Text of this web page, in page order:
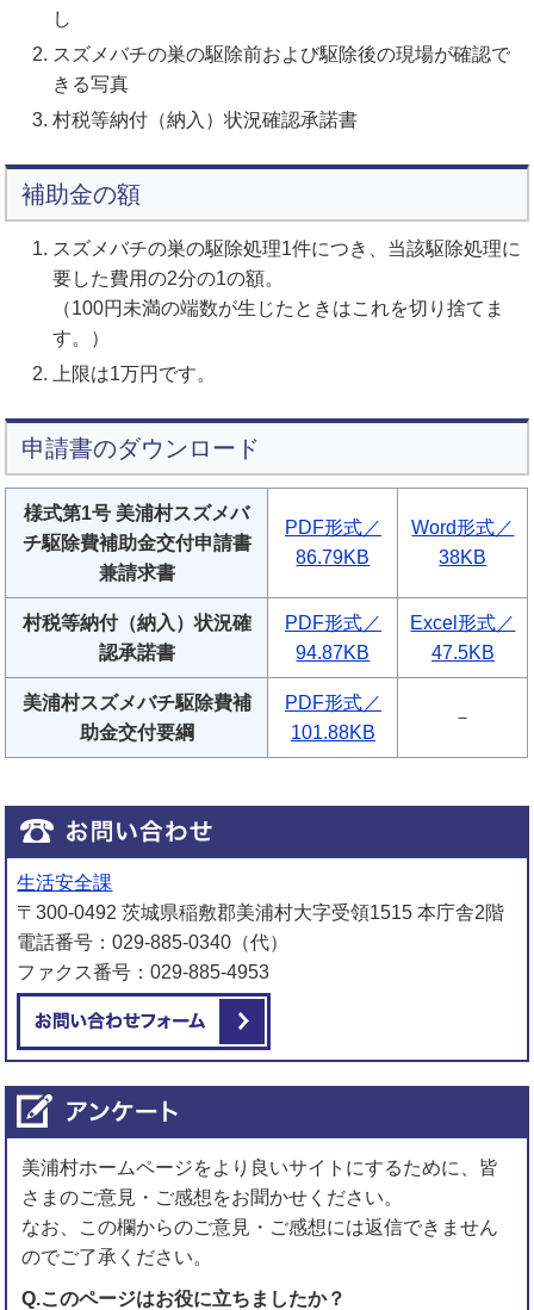
し
スズメバチの巣の駆除前および駆除後の現場が確認で
きる写真
村税等納付（納入）状況確認承諾書
補助金の額
スズメバチの巣の駆除処理1件につき、当該駆除処理に
要した費用の2分の1の額。
（100円未満の端数が生じたときはこれを切り捨てま
す。）
上限は1万円です。
申請書のダウンロード
様式第1号 美浦村スズメバ
チ駆除費補助金交付申請書
兼請求書
PDF形式／
86.79KB
Word形式／
38KB
村税等納付（納入）状況確
認承諾書
PDF形式／
94.87KB
Excel形式／
47.5KB
美浦村スズメバチ駆除費補
助金交付要綱
PDF形式／
101.88KB
－
生活安全課
〒300-0492 茨城県稲敷郡美浦村大字受領1515 本庁舎2階
電話番号：029-885-0340（代）
ファクス番号：029-885-4953
美浦村ホームページをより良いサイトにするために、皆
さまのご意見・ご感想をお聞かせください。
なお、この欄からのご意見・ご感想には返信できません
のでご了承ください。
Q.このページはお役に立ちましたか？